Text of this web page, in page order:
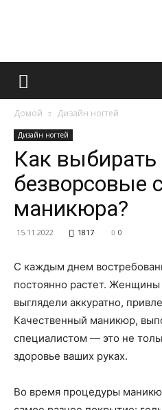
и
о
Домой Дизайн ногтей
Дизайн ногтей
Как выбирать
безворсовые
маникюра?
15.11.2022 1817 0
С каждым днем
постоянно растет. Женщины
выглядели аккуратно,
Качественный маникюр,
специалистом — это не
здоровье ваших руках.
Во время процедуры